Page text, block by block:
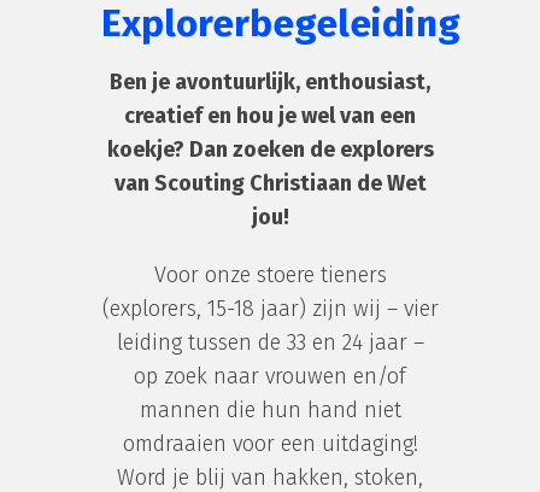
Explorerbegeleiding
Ben je avontuurlijk, enthousiast,
creatief en hou je wel van een
koekje? Dan zoeken de explorers
van Scouting Christiaan de Wet
jou!
Voor onze stoere tieners
(explorers, 15-18 jaar) zijn wij – vier
leiding tussen de 33 en 24 jaar –
op zoek naar vrouwen en/of
mannen die hun hand niet
omdraaien voor een uitdaging!
Word je blij van hakken, stoken,